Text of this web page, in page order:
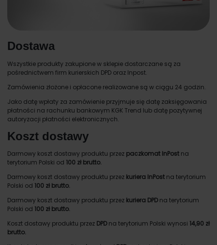
Dostawa
Wszystkie produkty zakupione w sklepie dostarczane są za
pośrednictwem firm kurierskich DPD oraz Inpost.
Zamówienia złożone i opłacone realizowane są w ciągu 24 godzin.
Jako datę wpłaty za zamówienie przyjmuje się datę zaksięgowania
płatności na rachunku bankowym KGK Trend lub datę pozytywnej
autoryzacji płatności elektronicznych.
Koszt dostawy
Darmowy koszt dostawy produktu przez paczkomat InPost na
terytorium Polski od 100 zł brutto.
Darmowy koszt dostawy produktu przez kuriera InPost na terytorium
Polski od 100 zł brutto.
Darmowy koszt dostawy produktu przez kuriera DPDna terytorium
Polski od 100 zł brutto.
Koszt dostawy produktu przez DPDna terytorium Polski wynosi 14,90 zł
brutto.